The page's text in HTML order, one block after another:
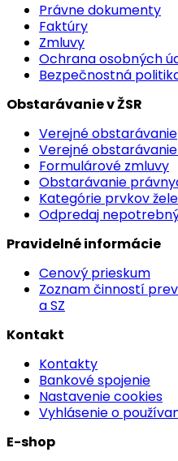
Právne dokumenty
Faktúry
Zmluvy
Ochrana osobných
Bezpečnostná
Obstarávanie v ŽSR
Verejné obstarávanie
Verejné
Formulárové zmluvy
Obstarávanie
Kategórie prvkov
Odpredaj
Pravidelné informácie
Cenový prieskum
Zoznam činností
a SZ
Kontakt
Kontakty
Bankové spojenie
Nastavenie cookies
Vyhlásenie o
E-shop